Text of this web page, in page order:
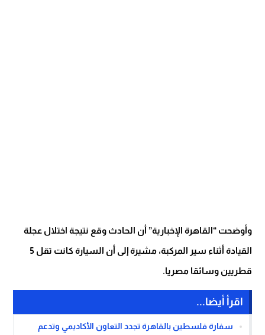
وأوضحت “القاهرة الإخبارية” أن الحادث وقع نتيجة اختلال عجلة
القيادة أثناء سير المركبة، مشيرة إلى أن السيارة كانت تقل 5
قطريين وسائقا مصريا.
اقرأ أيضا...
سفارة فلسطين بالقاهرة تجدد التعاون الأكاديمي وتدعم